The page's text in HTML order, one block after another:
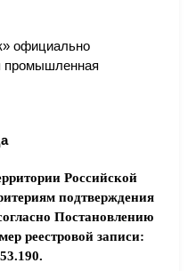
официально
промышленная
Российской
подтверждения
Постановлению
реестровой записи: